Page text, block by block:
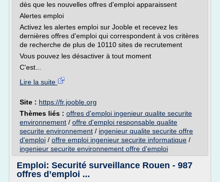
dès que les nouvelles offres d'emploi apparaissent
Alertes emploi
Activez les alertes emploi sur Jooble et recevez les
dernières offres d'emploi qui correspondent à vos critères
de recherche de plus de 10110 sites de recrutement
Vous pouvez les désactiver à tout moment
C'est...
Lire la suite
Site : https://fr.jooble.org
Thèmes liés : offres d'emploi ingenieur qualite securite
environnement / offre d'emploi responsable qualite
securite environnement / ingenieur qualite securite offre
d'emploi / offre emploi ingenieur securite informatique /
ingenieur securite environnement offre d'emploi
Emploi: Securité surveillance Rouen - 987
offres d’emploi ...